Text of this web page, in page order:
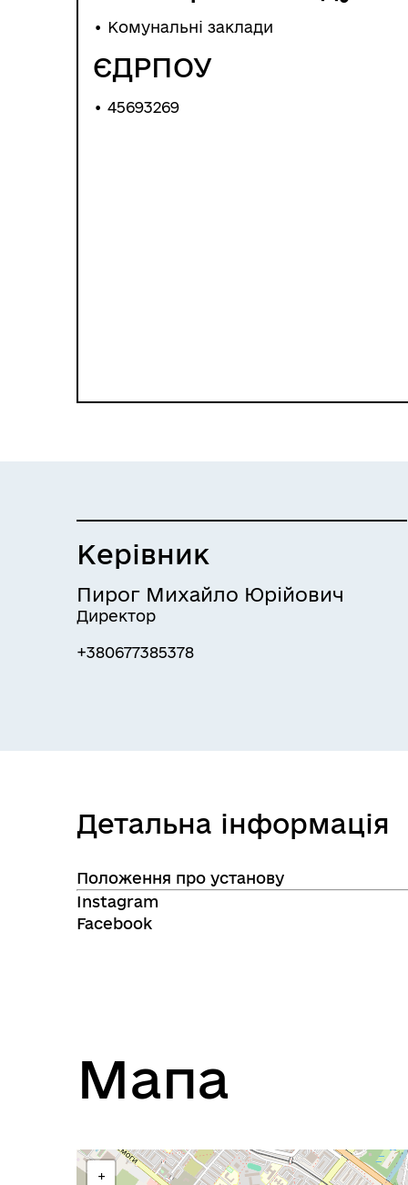
• Комунальні заклади
ЄДРПОУ
• 45693269
Керівник
Пирог Михайло Юрійович
Директор
+380677385378
Детальна інформація
Положення про установу
Instagram
Facebook
Мапа
+